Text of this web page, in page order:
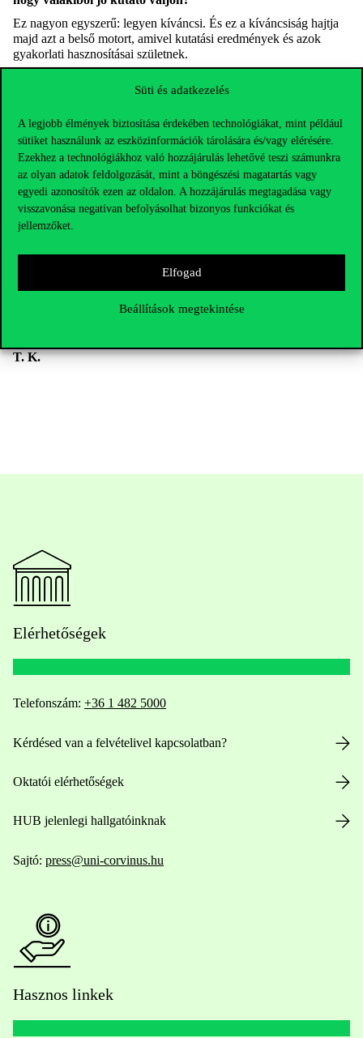
Süti és adatkezelés
A legjobb élmények biztosítása érdekében technológiákat, mint például
sütiket használunk az eszközinformációk tárolására és/vagy elérésére.
Ezekhez a technológiákhoz való hozzájárulás lehetővé teszi számunkra
az olyan adatok feldolgozását, mint a böngészési magatartás vagy
egyedi azonosítók ezen az oldalon. A hozzájárulás megtagadása vagy
visszavonása negatívan befolyásolhat bizonyos funkciókat és
jellemzőket.
Elfogad
Beállítások megtekintése
Ez nagyon egyszerű: legyen kíváncsi. És ez a kíváncsiság hajtja
majd azt a belső motort, amivel kutatási eredmények és azok
gyakorlati hasznosításai születnek.
Corvinus most is csatlakozik. Szeptember 6-ig lehet jelentkezni
előadónak, a pályázati felhívásittolvasható.
Korábbi interjúink olyan kutatóinkkal, akik már előadtak az
elmúlt években a Kutatók éjszakáján:
Szabó Gyula Márton: a kezdő kutatóknak nagy lendületet
adhat a Kutatók éjszakája–
Ásványi Katalin: érdemes kipróbálni magunkat nem
tudományos közönség előtt is
Farkas-Kis Máté: Megéri előadni!
T. K.
Elérhetőségek
Telefonszám: +36 1 482 5000
Kérdésed van a felvételivel kapcsolatban?
Oktatói elérhetőségek
HUB jelenlegi hallgatóinknak
Sajtó: press@uni-corvinus.hu
Hasznos linkek